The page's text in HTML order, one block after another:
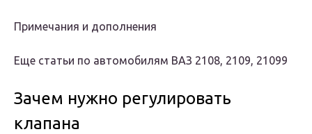
Примечания и дополнения
Еще статьи по автомобилям ВАЗ 2108, 2109, 21099
Зачем нужно регулировать
клапана